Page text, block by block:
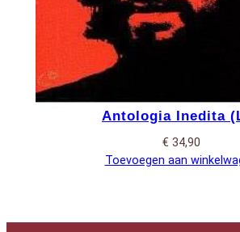
Antologia Inedita
€ 34,90
Toevoegen aan